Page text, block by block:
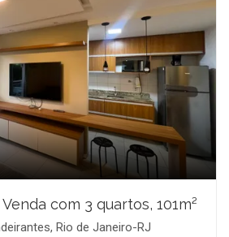
com 3 quartos, 101m²
Rio de Janeiro-RJ